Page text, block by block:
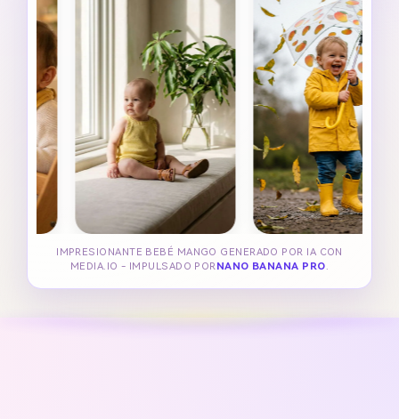
IMPRESIONANTE BEBÉ MANGO GENERADO POR IA CON
MEDIA.IO - IMPULSADO POR NANO BANANA PRO.